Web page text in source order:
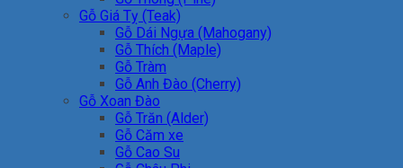
Gỗ Giá Tỵ (Teak)
Gỗ Dái Ngựa (Mahogany)
Gỗ Thích (Maple)
Gỗ Tràm
Gỗ Anh Đào (Cherry)
Gỗ Xoan Đào
Gỗ Trăn (Alder)
Gỗ Căm xe
Gỗ Cao Su